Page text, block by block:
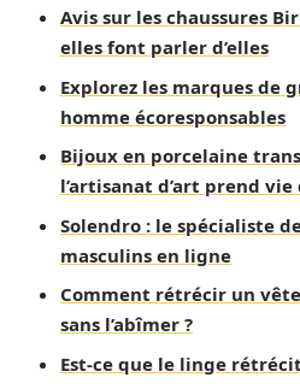
Avis sur les chaussures
elles font parler d’elles
Explorez les marques de
homme écoresponsables
Bijoux en porcelaine
l’artisanat d’art prend
Solendro : le spécialiste
masculins en ligne
Comment rétrécir un
sans l’abîmer ?
Est-ce que le linge rétrécit